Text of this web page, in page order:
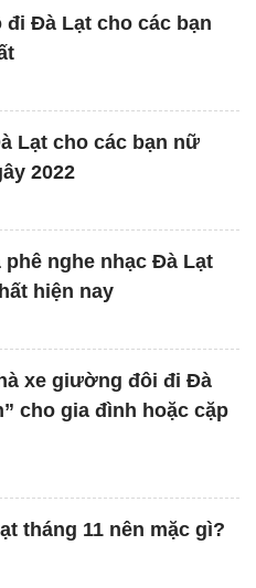
đi Đà Lạt cho các bạn
Lạt cho các bạn nữ
2022
phê nghe nhạc Đà Lạt
hiện nay
xe giường đôi đi Đà
cho gia đình hoặc cặp
tháng 11 nên mặc gì?